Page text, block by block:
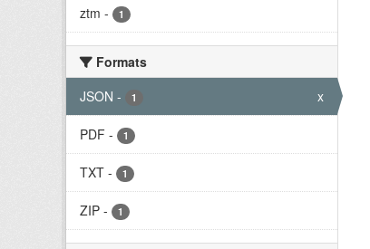
ztm - 1
Formats
JSON - 1 x
PDF - 1
TXT - 1
ZIP - 1